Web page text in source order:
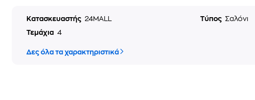
Κατασκευαστής 24MALL Τύπος Σαλόνι
Τεμάχια 4
Δες όλα τα χαρακτηριστικά